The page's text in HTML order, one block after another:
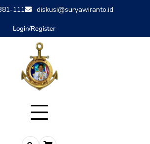
111 diskusi@suryawiranto.id
Login/Register